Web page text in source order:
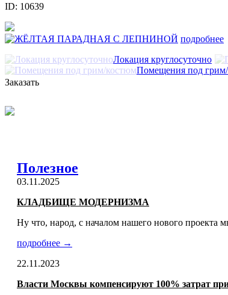
ID: 10639
подробнее
Локация круглосуточно
Помещения под
Заказать
Полезное
03.11.2025
КЛАДБИЩЕ МОДЕРНИЗМА
Ну что, народ, с началом нашего нового проекта
подробнее →
22.11.2023
Власти Москвы компенсируют 100% затрат